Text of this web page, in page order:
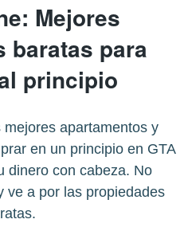
Mejores
baratas para
principio
apartamentos y
en un principio en GTA
dinero con cabeza. No
ve a por las propiedades